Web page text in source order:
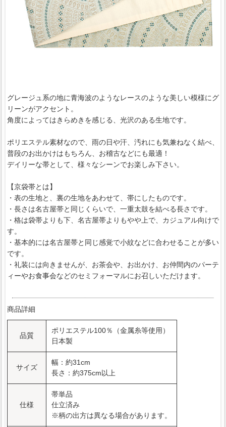
グレージュ系の地に青海波のようなレースのような美しい模様にグ
リーンがアクセント。
角度によってはきらめきを感じる、光沢のある生地です。
ポリエステル素材なので、雨の日や汗、汚れにも気兼ねなく結べ、
普段のお出かけはもちろん、お稽古などにも最適！
デイリーな帯として、様々なシーンでお楽しみ下さい。
【京袋帯とは】
・表の生地と、裏の生地をあわせて、帯にしたものです。
・長さは名古屋帯と同じくらいで、一重太鼓を結べる長さです。
・格は袋帯よりも下、名古屋帯よりもやや上で、カジュアル向けで
す。
・基本的には名古屋帯と同じ感覚で小紋などに合わせることが多い
です。
・礼装には向きませんが、お茶会や、お出かけ、お仲間内のパーテ
ィーやお食事会などのセミフォーマルにお召しいただけます。
商品詳細
品質
ポリエステル100％（金属糸等使用）
日本製
サイズ
幅：約31cm
長さ：約375cm以上
仕様
帯単品
仕立済み
※柄の出方は異なる場合があります。